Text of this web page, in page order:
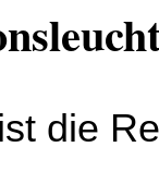
die